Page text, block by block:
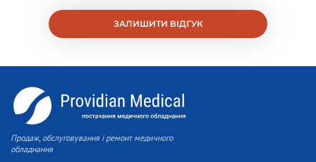
ЗАЛИШИТИ ВІДГУК
Продаж, обслуговування і ремонт медичного
обладнання